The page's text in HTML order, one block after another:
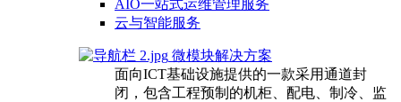
AIO一站式运维管理服务
云与智能服务
微模块解决方案
面向ICT基础设施提供的一款采用通道封
闭，包含工程预制的机柜、配电、制冷、监